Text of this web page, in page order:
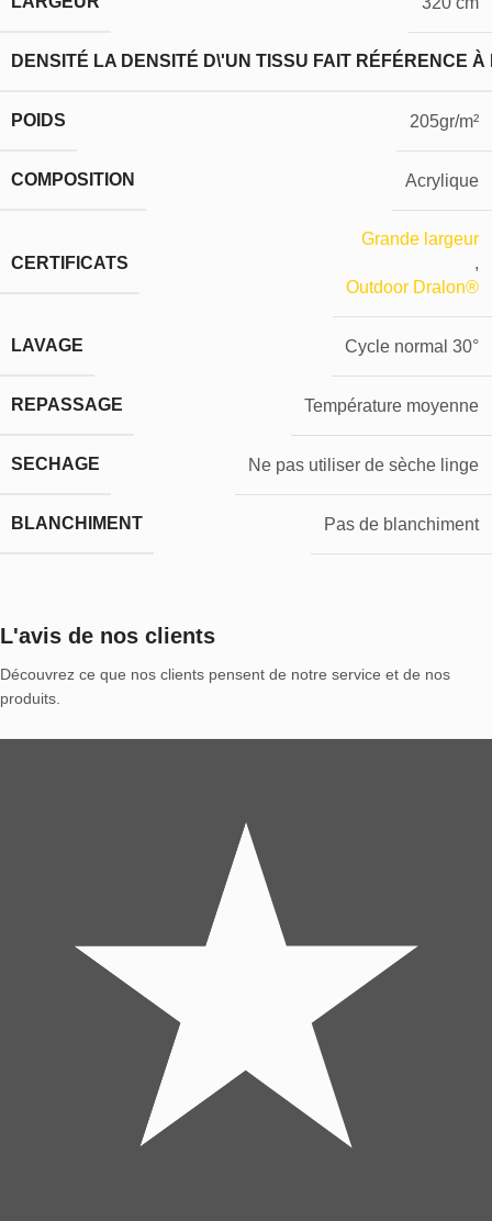
DENSITÉ LA DENSITÉ D\'UN TISSU FAIT RÉFÉRENCE
POIDS 205gr/m²
COMPOSITION Acrylique
CERTIFICATS
Grande largeur
,
Outdoor Dralon®
LAVAGE Cycle normal 30°
REPASSAGE Température moyenne
SECHAGE Ne pas utiliser de sèche linge
BLANCHIMENT Pas de blanchiment
L'avis de nos clients
Découvrez ce que nos clients pensent de notre service et de nos
produits.